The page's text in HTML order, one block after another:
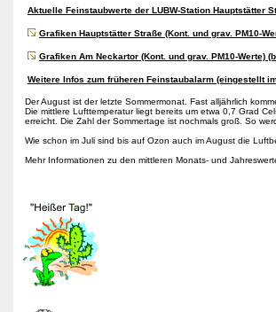
Aktuelle Feinstaubwerte der LUBW-Station Hauptstätter
Grafiken Hauptstätter Straße (Kont. und grav. PM10-
Grafiken Am Neckartor (Kont. und grav. PM10-Werte)
Weitere Infos zum früheren Feinstaubalarm (eingestellt
Der August ist der letzte Sommermonat. Fast alljährlich
Die mittlere Lufttemperatur liegt bereits um etwa 0,7 Grad
erreicht. Die Zahl der Sommertage ist nochmals groß. So
Wie schon im Juli sind bis auf Ozon auch im August die
Mehr Informationen zu den mittleren Monats- und